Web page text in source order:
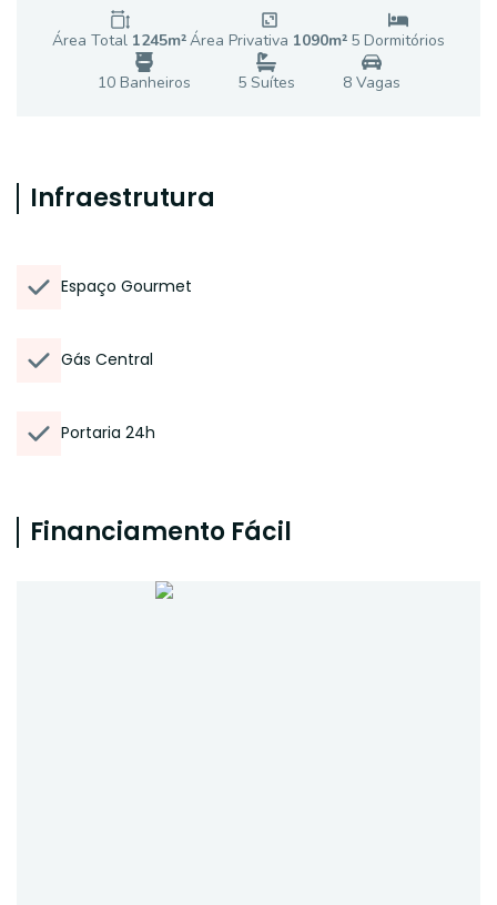
Área Total 1245m²Área Privativa 1090m² 5 Dormitórios
10Banheiros 5 Suítes 8Vagas
Infraestrutura
Espaço Gourmet
Gás Central
Portaria 24h
Financiamento Fácil